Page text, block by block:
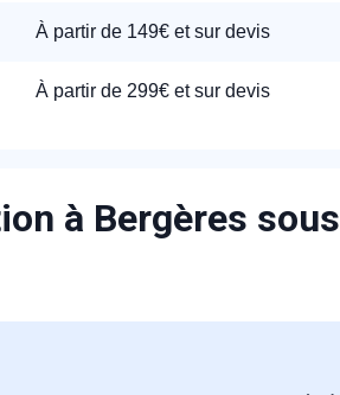
À partir de 149€ et sur devis
À partir de 299€ et sur devis
à Bergères sous